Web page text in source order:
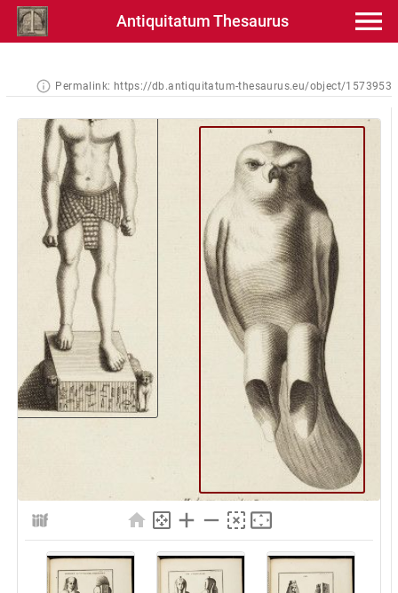
Antiquitatum Thesaurus
Permalink: https://db.antiquitatum-thesaurus.eu/object/1573953